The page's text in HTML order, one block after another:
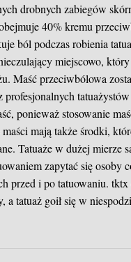
drobnych zabiegów
40% kremu
ból podczas robienia
miejscowo,
Maść przeciwbólowa
profesjonalnych
ponieważ stosowanie
mają także środki,
Tatuaże w dużej mierze
zapytać się osoby
przed i po tatuowaniu.tktx
a tatuaż goił się w